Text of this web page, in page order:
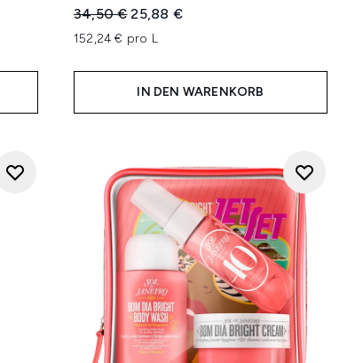
Unverbindliche Preisempfehlung:
34,50 €Aktueller Preis:
25,88 €
152,24 € pro L
IN DEN WARENKORB